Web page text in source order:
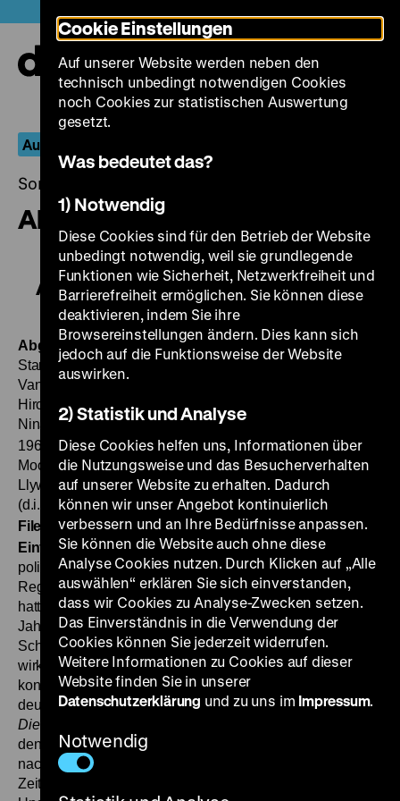
zum
Seiteninhalt
springen
Aus dem Fernseharchiv
Sonntag, 08. Oktober 2017, 20.30 - 00.00 Uhr
Abgründe
Abgründe
Abgründe: Robert BRD 1967, R: Peter Lilienthal, B:
Stanley Ellin, Peter Lilienthal, Peter Schneider, K: Gerard
Vandenberg, D: Else Quecke, Thomas Rosengarten, Peter
Hirche, Renate Gerhardt, Ladislaus Somo, Martin Rosen,
Nina von Porembski, 35’ File Abgründe: Claire
1967, R: Peter Lilienthal, B: Patrick Quentin, George
Moorse, Peter Lilienthal, K: Gerard Vandenberg, M: David
Llywelyn, D: Boy Gobert, Elfriede Irrall, Sigrid Johanson
(d.i. Sigrid von Richthofen), Rolf Zacher, Jan Andreff, 45’
File SO 08.10. um 20.30 Uhr + MI 11.10. um 20 Uhr·
Einführung: Jan Gympel Während er später vor allem mit
politisch engagierten Filmen – oft über faschistische
Regime, insbesondere in Lateinamerika – bekannt wurde,
hatte der 1929 geborene Peter Lilienthal in den sechziger
Jahren einen ganz anderen Ruf: Als hoch gelobter
Schöpfer zahlreicher avantgardistischer, oft kafkaesk
wirkender Fernsehfilme und damit „als der
konsequenteste, ja bislang einzige Filmautor, den das
deutsche Fernsehen hervorgebracht hat“ (Peter W. Jansen,
Die Zeit
den jungen deutschen Regisseuren formuliert niemand so
nachdrücklich und bestürzend das Lebensgefühl unserer
Zeit wie Peter Lilienthal.“ (A.P.,
Cookie Einstellungen
Auf unserer Website werden neben den
technisch unbedingt notwendigen Cookies
noch Cookies zur statistischen Auswertung
gesetzt.
Was bedeutet das?
1) Notwendig
Diese Cookies sind für den Betrieb der Website
unbedingt notwendig, weil sie grundlegende
Funktionen wie Sicherheit, Netzwerkfreiheit und
Barrierefreiheit ermöglichen. Sie können diese
deaktivieren, indem Sie ihre
Browsereinstellungen ändern. Dies kann sich
jedoch auf die Funktionsweise der Website
auswirken.
2) Statistik und Analyse
Diese Cookies helfen uns, Informationen über
die Nutzungsweise und das Besucherverhalten
auf unserer Website zu erhalten. Dadurch
können wir unser Angebot kontinuierlich
verbessern und an Ihre Bedürfnisse anpassen.
Sie können die Website auch ohne diese
Analyse Cookies nutzen. Durch Klicken auf „Alle
auswählen“ erklären Sie sich einverstanden,
dass wir Cookies zu Analyse-Zwecken setzen.
Das Einverständnis in die Verwendung der
Cookies können Sie jederzeit widerrufen.
Weitere Informationen zu Cookies auf dieser
Website finden Sie in unserer
Datenschutzerklärung und zu uns im Impressum.
Notwendig